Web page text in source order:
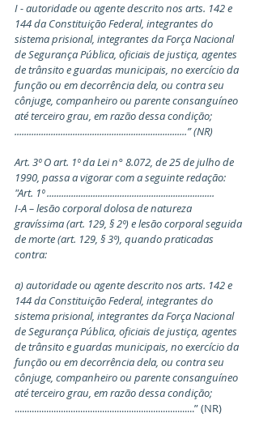
I - autoridade ou agente descrito nos arts. 142 e
144 da Constituição Federal, integrantes do
sistema prisional, integrantes da Força Nacional
de Segurança Pública, oficiais de justiça, agentes
de trânsito e guardas municipais, no exercício da
função ou em decorrência dela, ou contra seu
cônjuge, companheiro ou parente consanguíneo
até terceiro grau, em razão dessa condição;
.......................................................................” (NR)
Art. 3º O art. 1º da Lei n° 8.072, de 25 de julho de
1990, passa a vigorar com a seguinte redação:
"Art. 1º .....................................................................
I-A – lesão corporal dolosa de natureza
gravíssima (art. 129, § 2º) e lesão corporal seguida
de morte (art. 129, § 3º), quando praticadas
contra:
a) autoridade ou agente descrito nos arts. 142 e
144 da Constituição Federal, integrantes do
sistema prisional, integrantes da Força Nacional
de Segurança Pública, oficiais de justiça, agentes
de trânsito e guardas municipais, no exercício da
função ou em decorrência dela, ou contra seu
cônjuge, companheiro ou parente consanguíneo
até terceiro grau, em razão dessa condição;
..........................................................................” (NR)